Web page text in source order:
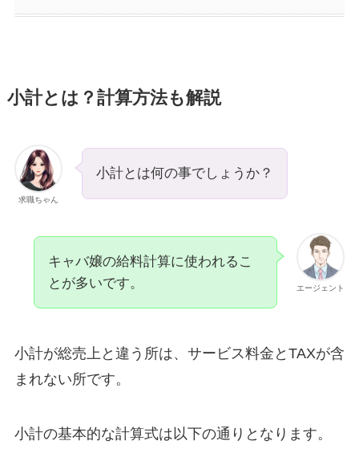
小計とは？計算方法も解説
求職ちゃん
小計とは何の事でしょうか？
エージェント
キャバ嬢の給料計算に使われるこ
とが多いです。
小計が総売上と違う所は、サービス料金とTAXが含
まれない所です。
小計の基本的な計算式は以下の通りとなります。